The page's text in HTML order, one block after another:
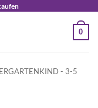
0
- 3-5